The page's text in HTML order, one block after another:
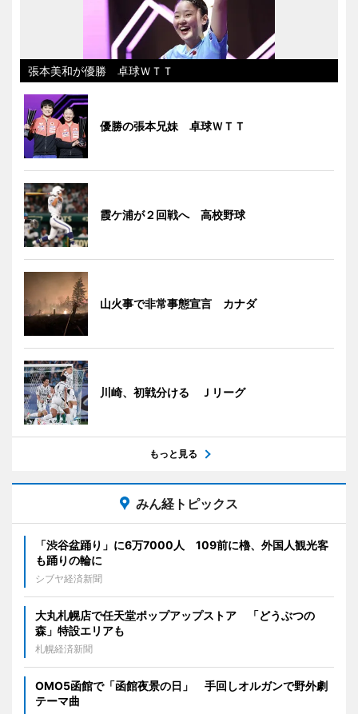
張本美和が優勝 卓球ＷＴＴ
優勝の張本兄妹 卓球ＷＴＴ
霞ケ浦が２回戦へ 高校野球
山火事で非常事態宣言 カナダ
川崎、初戦分ける Ｊリーグ
もっと見る
みん経トピックス
「渋谷盆踊り」に6万7000人 109前に櫓、外国人観光客
も踊りの輪に
シブヤ経済新聞
大丸札幌店で任天堂ポップアップストア 「どうぶつの
森」特設エリアも
札幌経済新聞
OMO5函館で「函館夜景の日」 手回しオルガンで野外劇
テーマ曲